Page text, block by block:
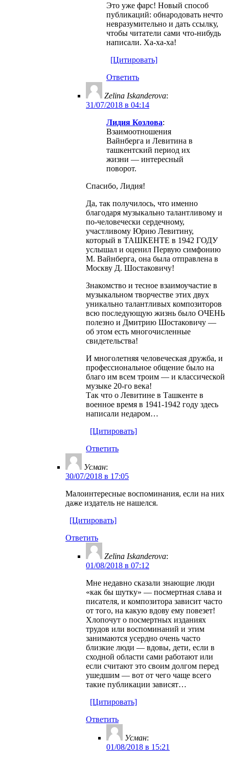
Это уже фарс! Новый способ
публикаций: обнародовать нечто
невразумительно и дать ссылку,
чтобы читатели сами что-нибудь
написали. Ха-ха-ха!
[Цитировать]
Ответить
Zelina Iskanderova:
31/07/2018 в 04:14
Лидия Козлова:
Взаимоотношения
Вайнберга и Левитина в
ташкентский период их
жизни — интересный
поворот.
Спасибо, Лидия!
Да, так получилось, что именно
благодаря музыкально талантливому и
по-человечески сердечному,
участливому Юрию Левитину,
который в ТАШКЕНТЕ в 1942 ГОДУ
услышал и оценил Первую симфонию
М. Вайнберга, она была отправлена в
Москву Д. Шостаковичу!
Знакомство и тесное взаимоучастие в
музыкальном творчестве этих двух
уникально талантливых композиторов
всю последующую жизнь было ОЧЕНЬ
полезно и Дмитрию Шостаковичу —
об этом есть многочисленные
свидетельства!
И многолетняя человеческая дружба, и
профессиональное общение было на
благо им всем троим — и классической
музыке 20-го века!
Так что о Левитине в Ташкенте в
военное время в 1941-1942 году здесь
написали недаром…
[Цитировать]
Ответить
Усман:
30/07/2018 в 17:05
Малоинтересные воспоминания, если на них
даже издатель не нашелся.
[Цитировать]
Ответить
Zelina Iskanderova:
01/08/2018 в 07:12
Мне недавно сказали знающие люди
«как бы шутку» — посмертная слава и
писателя, и композитора зависит часто
от того, на какую вдову ему повезет!
Хлопочут о посмертных изданиях
трудов или воспоминаний и этим
занимаются усердно очень часто
близкие люди — вдовы, дети, если в
сходной области сами работают или
если считают это своим долгом перед
ушедшим — вот от чего чаще всего
такие публикации зависят…
[Цитировать]
Ответить
Усман:
01/08/2018 в 15:21